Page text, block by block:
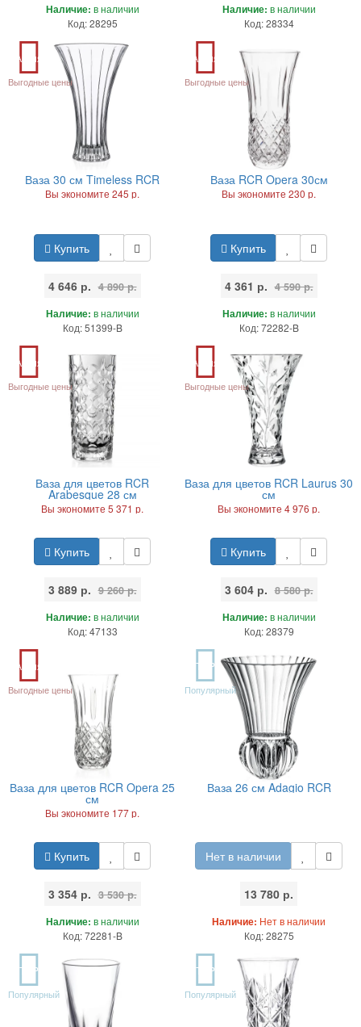
Наличие: в наличии
Код: 28295
Наличие: в наличии
Код: 28334
Акция
Выгодные цены
Ваза 30 см Timeless RCR
Вы экономите 245 р.
Купить
4 646 р. 4 890 р.
Наличие: в наличии
Код: 51399-B
Акция
Выгодные цены
Ваза RCR Opera 30см
Вы экономите 230 р.
Купить
4 361 р. 4 590 р.
Наличие: в наличии
Код: 72282-B
Акция
Выгодные цены
Ваза для цветов RCR
Arabesque 28 см
Вы экономите 5 371 р.
Купить
3 889 р. 9 260 р.
Наличие: в наличии
Код: 47133
Акция
Выгодные цены
Ваза для цветов RCR Laurus 30
см
Вы экономите 4 976 р.
Купить
3 604 р. 8 580 р.
Наличие: в наличии
Код: 28379
Акция
Выгодные цены
Ваза для цветов RCR Opera 25
см
Вы экономите 177 р.
Купить
3 354 р. 3 530 р.
Наличие: в наличии
Код: 72281-B
TOP
Популярный
Ваза 26 см Adagio RCR
Нет в наличии
13 780 р.
Наличие: Нет в наличии
Код: 28275
TOP
Популярный
TOP
Популярный